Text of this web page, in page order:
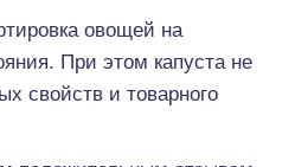
овощей на
При этом капуста не
свойств и товарного